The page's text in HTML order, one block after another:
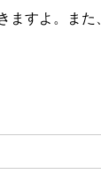
ますよ。また